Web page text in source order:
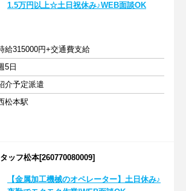
1.5万円以上☆土日祝休み♪WEB面談OK
給315000円+交通費支給
5日
介予定派遣
松本駅
ッフ松本[260770080009]
【金属加工機械のオペレーター】土日休み♪